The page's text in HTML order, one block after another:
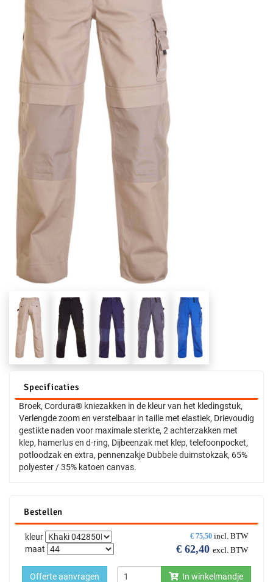
Specificaties
Broek, Cordura® kniezakken in de kleur van het kledingstuk,
Verlengde zoom en verstelbaar in taille met elastiek, Drievoudig
gestikte naden voor maximale sterkte, 2 achterzakken met
klep, hamerlus en d-ring, Dijbeenzak met klep, telefoonpocket,
potloodzak en extra, pennenzakje Dubbele duimstokzak, 65%
polyester / 35% katoen canvas.
Bestellen
€ 75,50 incl. BTW
€ 62,40 excl. BTW
kleur
maat
In winkelmandje
Offerte aanvragen